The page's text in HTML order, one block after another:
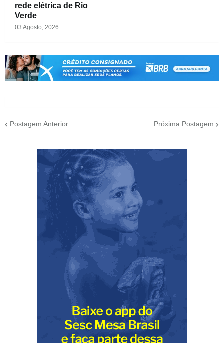
rede elétrica de Rio
Verde
03 Agosto, 2026
Postagem Anterior Próxima Postagem